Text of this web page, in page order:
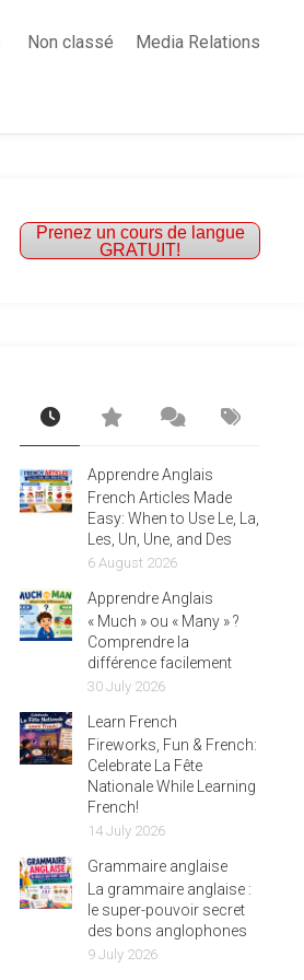
Non classé Media Relations
Prenez un cours de langue
GRATUIT!
Apprendre Anglais
French Articles Made
Easy: When to Use Le, La,
Les, Un, Une, and Des
6 August 2026
Apprendre Anglais
« Much » ou « Many » ?
Comprendre la
différence facilement
30 July 2026
Learn French
Fireworks, Fun & French:
Celebrate La Fête
Nationale While Learning
French!
14 July 2026
Grammaire anglaise
La grammaire anglaise :
le super-pouvoir secret
des bons anglophones
9 July 2026